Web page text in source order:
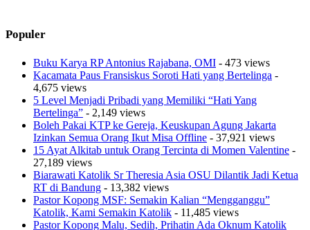
Populer
Buku Karya RP Antonius Rajabana, OMI - 473 views
Kacamata Paus Fransiskus Soroti Hati yang Bertelinga -
4,675 views
5 Level Menjadi Pribadi yang Memiliki “Hati Yang
Bertelinga” - 2,149 views
Boleh Pakai KTP ke Gereja, Keuskupan Agung Jakarta
Izinkan Semua Orang Ikut Misa Offline - 37,921 views
15 Ayat Alkitab untuk Orang Tercinta di Momen Valentine -
27,189 views
Biarawati Katolik Sr Theresia Asia OSU Dilantik Jadi Ketua
RT di Bandung - 13,382 views
Pastor Kopong MSF: Semakin Kalian “Mengganggu”
Katolik, Kami Semakin Katolik - 11,485 views
Pastor Kopong Malu, Sedih, Prihatin Ada Oknum Katolik